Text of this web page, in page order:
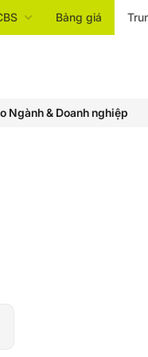
Bảng giá
Ngành & Doanh nghiệp